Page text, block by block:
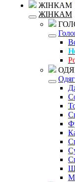
ЖІНКАМ
ЖІНКАМ
Одяг